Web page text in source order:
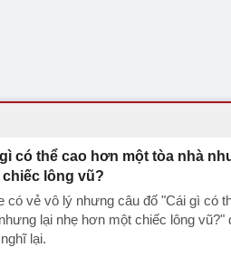
có thể cao hơn một tòa nhà
chiếc lông vũ?
có vẻ vô lý nhưng câu đố "Cái gì có
lại nhẹ hơn một chiếc lông vũ?"
lại.